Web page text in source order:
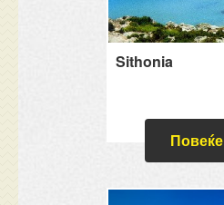
Sithonia
Повеќе